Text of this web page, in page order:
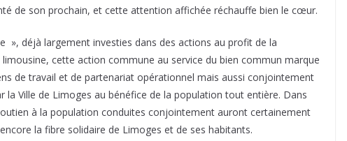
de son prochain, et cette attention affichée réchauffe bien le cœur.
», déjà largement investies dans des actions au profit de la
cette action commune au service du bien commun marque
de travail et de partenariat opérationnel mais aussi conjointement
la Ville de Limoges au bénéfice de la population tout entière. Dans
à la population conduites conjointement auront certainement
la fibre solidaire de Limoges et de ses habitants.